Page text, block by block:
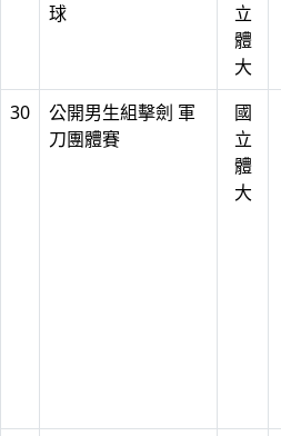
球
立
體
大
30
公開男生組擊劍 軍
刀團體賽
國
立
體
大